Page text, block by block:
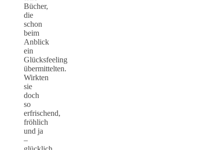
Bücher,
die
schon
beim
Anblick
ein
Glücksfeeling
übermittelten.
Wirkten
sie
doch
so
erfrischend,
fröhlich
und ja
–